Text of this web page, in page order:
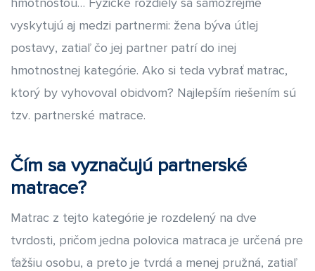
vyskytujú aj medzi partnermi: žena býva útlej
postavy, zatiaľ čo jej partner patrí do inej
hmotnostnej kategórie. Ako si teda vybrať matrac,
ktorý by vyhovoval obidvom? Najlepším riešením sú
tzv. partnerské matrace.
Čím sa vyznačujú partnerské
matrace?
Matrac z tejto kategórie je rozdelený na dve
tvrdosti, pričom jedna polovica matraca je určená pre
ťažšiu osobu, a preto je tvrdá a menej pružná, zatiaľ
pri výbere použitých materiálov a pri stolárskych aj čalúnnických
prácach je pre Vás zárukou tej najvyššej kvality. Podľa nášho
názoru však dokonalosť v zručnom prevedení ešte viac vynikne,
Naše dizajnové postele vyrábame pre Vás s láskou a s túžbou
obohatiť aj Vás o pocit spokojnosti a pohodlia. Veríme, že sa
stanú Vašou súkromnú investíciou do toho najväčšieho luxusu –